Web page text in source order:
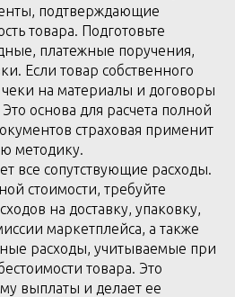
подтверждающие
товара. Подготовьте
платежные поручения,
Если товар собственного
на материалы и договоры
основа для расчета полной
страховая применит
методику.
все сопутствующие расходы.
стоимости, требуйте
на доставку, упаковку,
маркетплейса, а также
расходы, учитываемые при
товара. Это
выплаты и делает ее